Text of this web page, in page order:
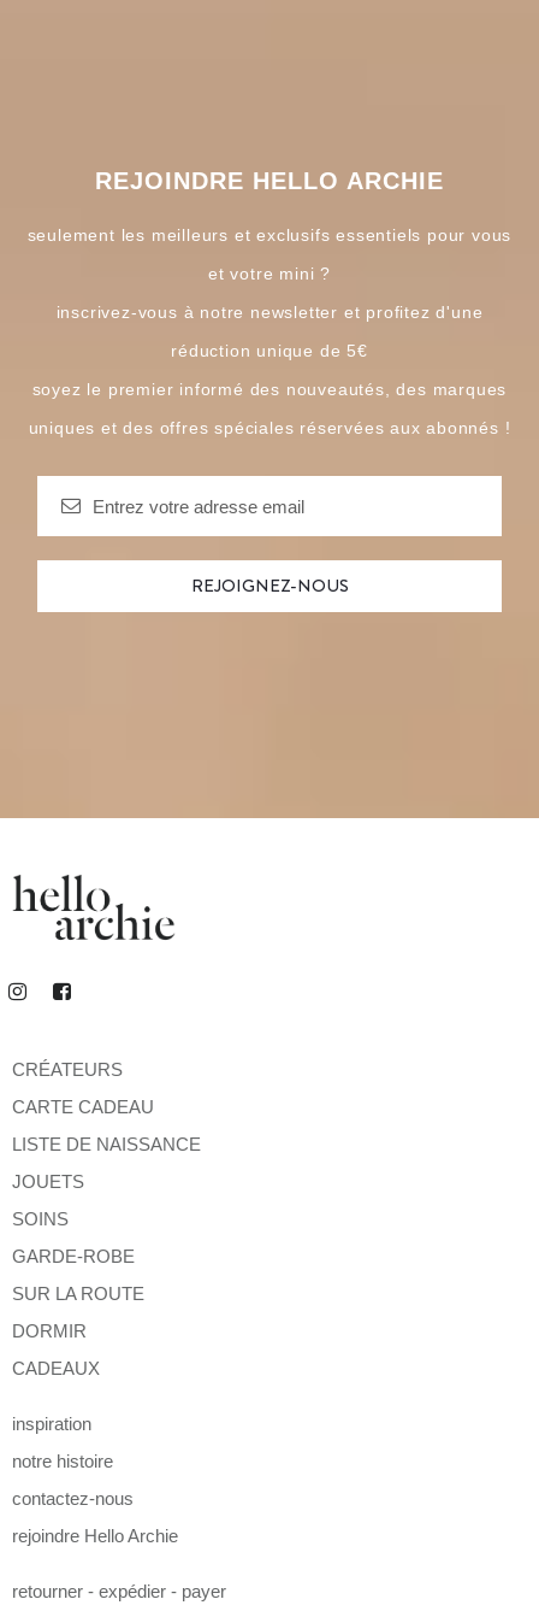
REJOINDRE HELLO ARCHIE
seulement les meilleurs et exclusifs essentiels pour vous
et votre mini ?
inscrivez-vous à notre newsletter et profitez d'une
réduction unique de 5€
soyez le premier informé des nouveautés, des marques
uniques et des offres spéciales réservées aux abonnés !
CRÉATEURS
CARTE CADEAU
LISTE DE NAISSANCE
JOUETS
SOINS
GARDE-ROBE
SUR LA ROUTE
DORMIR
CADEAUX
inspiration
notre histoire
contactez-nous
rejoindre Hello Archie
retourner - expédier - payer